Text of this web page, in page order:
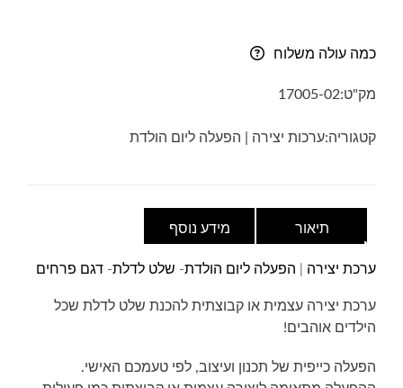
הפעלה
הולדת-
לדלת-
כמה עולה משלוח
מק"ט:17005-02
קטגוריה:ערכות יצירה | הפעלה ליום הולדת
תיאור מידע נוסף
ערכת יצירה | הפעלה ליום הולדת- שלט לדלת- דגם פרחים
ערכת יצירה עצמית או קבוצתית להכנת שלט לדלת שכל
הילדים אוהבים!
הפעלה כייפית של תכנון ועיצוב, לפי טעמכם האישי.